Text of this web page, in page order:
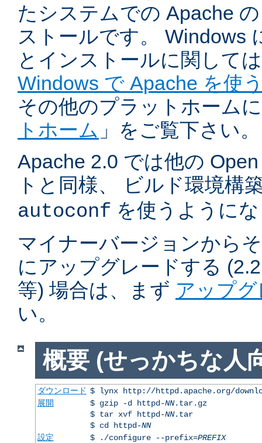
たシステムでの Apache
ストールです。 Windows
とインストールに関して
Windows で Apache を使
その他のプラットホーム
トホーム 」をご覧下さい。
Apache 2.0 では他の
トと同様、 ビルド環境構
autoconf を使うように
マイナーバージョンから
にアップグレードする
等) 場合は、まず アップ
い。
概要 (せっかちな人
ダウンロード $ lynx http://httpd.apache.org/
展開
$ gzip -d httpd-NN.tar.gz
$ tar xvf httpd-NN.tar
$ cd httpd-NN
設定
$ ./configure --prefix=PREFIX